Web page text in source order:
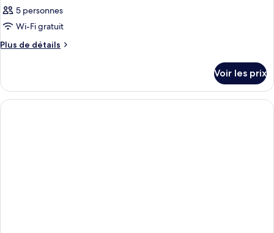
5 personnes
Wi-Fi gratuit
Plus de détails
Plus
le
type
de
Voir les prix